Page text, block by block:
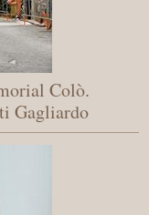
Colò.
Gagliardo